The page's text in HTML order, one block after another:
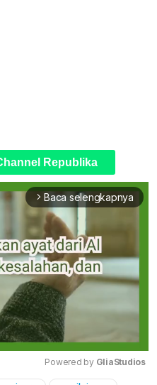
Republika
arrow_forward_ios Baca selengkapnya
Powered by GliaStudios